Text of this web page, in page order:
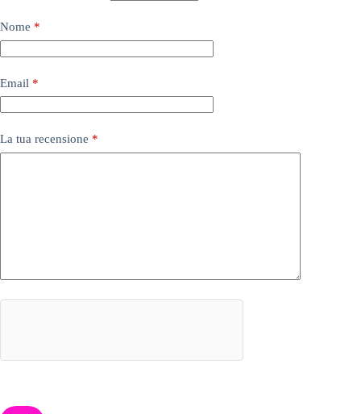
Nome *
Email *
La tua recensione *